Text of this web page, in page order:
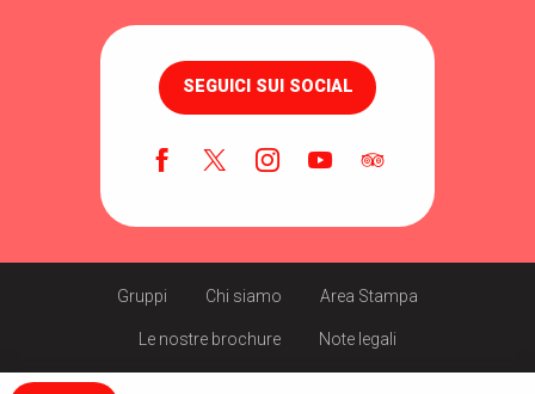
SEGUICI SUI SOCIAL
Gruppi Chi siamo Area Stampa
Le nostre brochure Note legali